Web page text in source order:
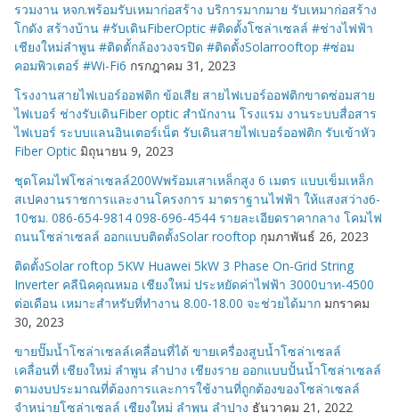
รวมงาน หจก.พร้อมรับเหมาก่อสร้าง บริการมากมาย รับเหมาก่อสร้าง
โกดัง สร้างบ้าน #รับเดินFiberOptic #ติดตั้งโซล่าเซลล์ #ช่างไฟฟ้า
เชียงใหม่ลำพูน #ติดตั้กล้องวงจรปิด #ติดตั้งSolarrooftop #ซ่อม
คอมพิวเตอร์ #Wi-Fi6 กรกฎาคม 31, 2023
โรงงานสายไฟเบอร์ออฟติก ข้อเสีย สายไฟเบอร์ออฟติกขาดซ่อมสาย
ไฟเบอร์ ช่างรับเดินFiber optic สำนักงาน โรงแรม งานระบบสื่อสาร
ไฟเบอร์ ระบบแลนอินเตอร์เน็ต รับเดินสายไฟเบอร์ออฟติก รับเข้าหัว
Fiber Optic มิถุนายน 9, 2023
ชุดโคมไฟโซล่าเซลล์200Wพร้อมเสาเหล็กสูง 6 เมตร แบบเข็มเหล็ก
สเปคงานราชการและงานโครงการ มาตราฐานไฟฟ้า ให้แสงสว่าง6-
10ชม. 086-654-9814 098-696-4544 รายละเอียดราคากลาง โคมไฟ
ถนนโซล่าเซลล์ ออกแบบติดตั้งSolar rooftop กุมภาพันธ์ 26, 2023
ติดตั้งSolar roftop 5KW Huawei 5kW 3 Phase On-Grid String
Inverter คลีนิคคุณหมอ เชียงใหม่ ประหยัดค่าไฟฟ้า 3000บาท-4500
ต่อเดือน เหมาะสำหรับที่ทำงาน 8.00-18.00 จะช่วยได้มาก มกราคม
30, 2023
ขายปั๊มน้ำโซล่าเซลล์เคลื่อนที่ได้ ขายเครื่องสูบน้ำโซล่าเซลล์
เคลื่อนที่ เชียงใหม่ ลำพูน ลำปาง เชียงราย ออกแบบปั้นน้ำโซล่าเซลล์
ตามงบประมาณที่ต้องการและการใช้งานที่ถูกต้องของโซล่าเซลล์
จำหน่ายโซล่าเซลล์ เชียงใหม่ ลำพูน ลำปาง ธันวาคม 21, 2022